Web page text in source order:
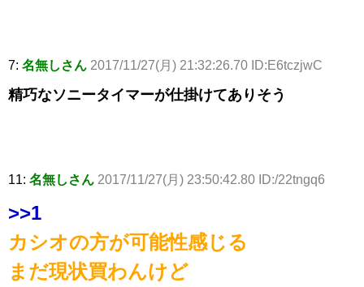
7: 名無しさん 2017/11/27(月) 21:32:26.70 ID:E6tczjwC
精巧なソニータイマーが仕掛けてありそう
11: 名無しさん 2017/11/27(月) 23:50:42.80 ID:/22tngq6
>>1
カシオの方が可能性感じる
まだ現状買わんけど